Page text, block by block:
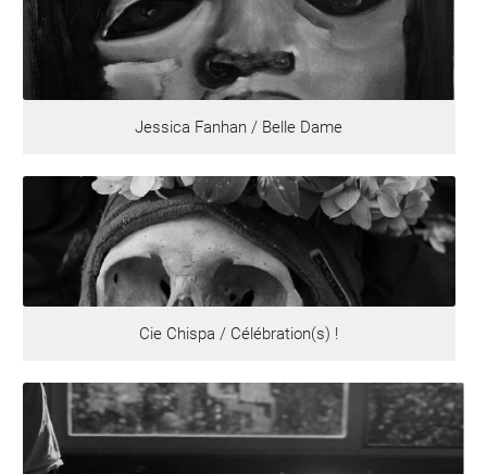
Jessica Fanhan / Belle Dame
Cie Chispa / Célébration(s) !